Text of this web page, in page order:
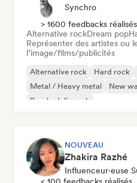
Synchro
> 1600 feedbacks réalisés
Alternative rockDream pop
Représenter des artistes ou
l’image/films/publicités
Alternative rock Hard rock
Metal / Heavy metal
New
Psychedelic rock
NOUVEAU
Zhakira Razhé
Influenceur·euse